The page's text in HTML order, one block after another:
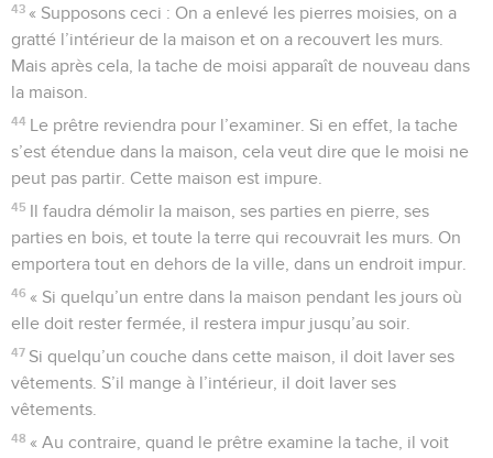
43 « Supposons ceci : On a enlevé les pierres moisies, on a
gratté l’intérieur de la maison et on a recouvert les murs.
Mais après cela, la tache de moisi apparaît de nouveau dans
la maison.
44 Le prêtre reviendra pour l’examiner. Si en effet, la tache
s’est étendue dans la maison, cela veut dire que le moisi ne
peut pas partir. Cette maison est impure.
45 Il faudra démolir la maison, ses parties en pierre, ses
parties en bois, et toute la terre qui recouvrait les murs. On
emportera tout en dehors de la ville, dans un endroit impur.
46 « Si quelqu’un entre dans la maison pendant les jours où
elle doit rester fermée, il restera impur jusqu’au soir.
47 Si quelqu’un couche dans cette maison, il doit laver ses
vêtements. S’il mange à l’intérieur, il doit laver ses
vêtements.
48 « Au contraire, quand le prêtre examine la tache, il voit